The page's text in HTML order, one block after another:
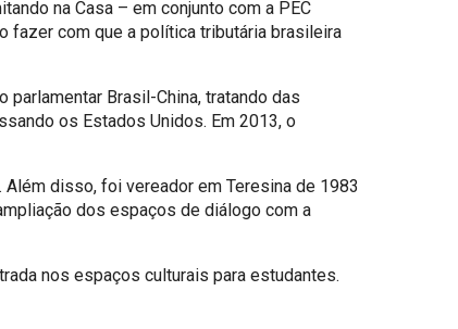
na Casa – em conjunto com a PEC
fazer com que a política tributária brasileira
parlamentar Brasil-China, tratando das
os Estados Unidos. Em 2013, o
disso, foi vereador em Teresina de 1983
dos espaços de diálogo com a
nos espaços culturais para estudantes.